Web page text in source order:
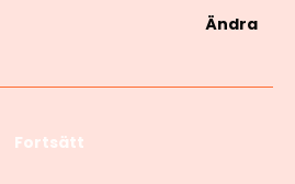
Ändra
Fortsätt